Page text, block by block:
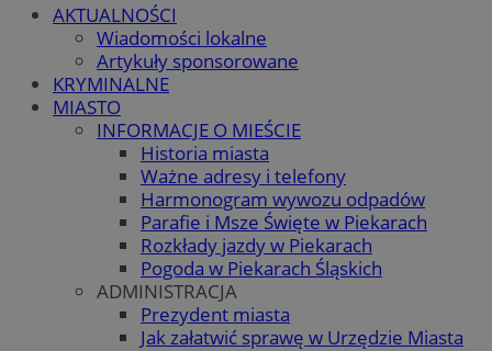
AKTUALNOŚCI
Wiadomości lokalne
Artykuły sponsorowane
KRYMINALNE
MIASTO
INFORMACJE O MIEŚCIE
Historia miasta
Ważne adresy i telefony
Harmonogram wywozu odpadów
Parafie i Msze Święte w Piekarach
Rozkłady jazdy w Piekarach
Pogoda w Piekarach Śląskich
ADMINISTRACJA
Prezydent miasta
Jak załatwić sprawę w Urzędzie Miasta